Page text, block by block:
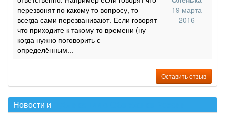
перезвонят по какому то вопросу, то
всегда сами перезванивают. Если говорят
что приходите к такому то времени (ну
когда нужно поговорить с
определённым...
19 марта
2016
Оставить отзыв
Новости и